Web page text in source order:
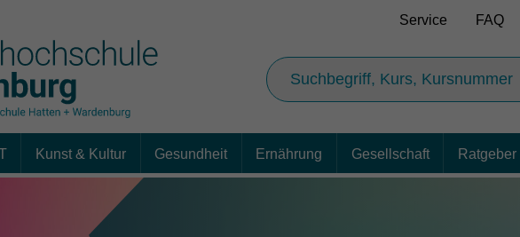
Service FAQ
Kunst & Kultur Gesundheit Ernährung Gesellschaft Ratgeber